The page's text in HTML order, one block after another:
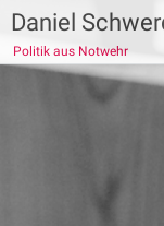
Zum
Inhalt
springen
Daniel
Politik aus Notwehr